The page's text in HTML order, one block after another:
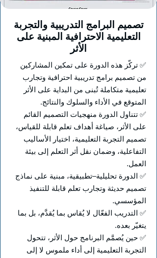
تصميم البرامج التدريبية والتجربة
التعليمية الاحترافية المبنية على
الأثر
✅ تركّز هذه الدورة على تمكين المشاركين
من تصميم برامج تدريبية احترافية وتجارب
تعليمية متكاملة تُبنى من البداية على الأثر
المتوقع في الأداء والسلوك والنتائج.
✅ تتناول الدورة منهجيات التصميم القائم
على الأثر، صياغة أهداف تعلم قابلة للقياس،
تصميم التجربة التعليمية، اختيار الأساليب
التفاعلية، وضمان نقل أثر التعلم إلى بيئة
العمل.
✅ الدورة تحليلية–تطبيقية، مبنية على نماذج
تصميم حديثة وتجارب تعلم قابلة للتنفيذ
المؤسسي.
✅ التدريب الفعّال لا يُقاس بما يُقدَّم، بل بما
يتغيّر بعده.
✅ حين يُصمَّم البرنامج حول الأثر، تتحول
التجربة التعليمية إلى أداء ملموس لا إلى